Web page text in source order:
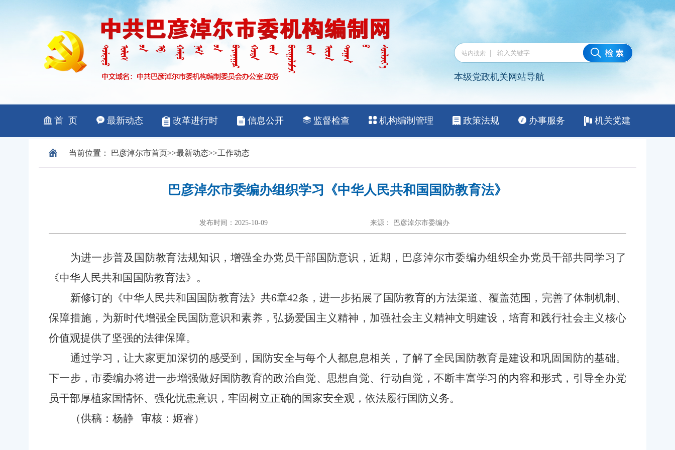
当前位置： 巴彦淖尔市首页>>最新动态>>工作动态
巴彦淖尔市委编办组织学习《中华人民共和国国防教育法》
发布时间：2025-10-09 来源： 巴彦淖尔市委编办
为进一步普及国防教育法规知识，增强全办党员干部国防意识，近期，巴彦淖尔市委编办组织全办党员干部共同学习了
《中华人民共和国国防教育法》。
新修订的《中华人民共和国国防教育法》共6章42条，进一步拓展了国防教育的方法渠道、覆盖范围，完善了体制机制、
保障措施，为新时代增强全民国防意识和素养，弘扬爱国主义精神，加强社会主义精神文明建设，培育和践行社会主义核心
价值观提供了坚强的法律保障。
通过学习，让大家更加深切的感受到，国防安全与每个人都息息相关，了解了全民国防教育是建设和巩固国防的基础。
下一步，市委编办将进一步增强做好国防教育的政治自觉、思想自觉、行动自觉，不断丰富学习的内容和形式，引导全办党
员干部厚植家国情怀、强化忧患意识，牢固树立正确的国家安全观，依法履行国防义务。
（供稿：杨静审核：姬睿）